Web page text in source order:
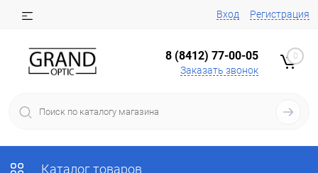
Вход Регистрация
8 (8412) 77-00-05
Заказать звонок
0
Каталог товаров